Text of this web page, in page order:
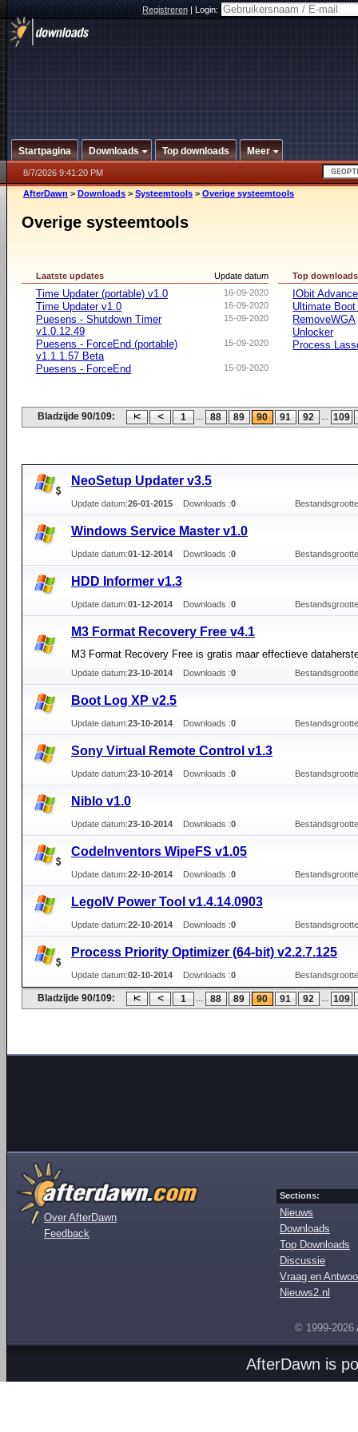
Registreren|Login:
Startpagina Downloads Top downloads Meer
8/7/2026 9:41:20 PM
AfterDawn > Downloads > Systeemtools > Overige systeemtools
Overige systeemtools
Update datum
Laatste updates
16-09-2020
Time Updater (portable) v1.0
16-09-2020
Time Updater v1.0
15-09-2020
Puesens - Shutdown Timer
v1.0.12.49
15-09-2020
Puesens - ForceEnd (portable)
v1.1.1.57 Beta
15-09-2020
Puesens - ForceEnd
Top downloads
IObit
Ultimate
RemoveWGA
Unlocker
Process
Bladzijde 90/109: 1 ... 88 89 90 91 92 ... 109
NeoSetup Updater v3.5
Update datum:26-01-2015 Downloads :0
Windows Service Master v1.0
Update datum:01-12-2014 Downloads :0
HDD Informer v1.3
Update datum:01-12-2014 Downloads :0
M3 Format Recovery Free v4.1
M3 Format Recovery Free is gratis maar effectieve
Update datum:23-10-2014 Downloads :0
Boot Log XP v2.5
Update datum:23-10-2014 Downloads :0
Sony Virtual Remote Control v1.3
Update datum:23-10-2014 Downloads :0
Niblo v1.0
Update datum:23-10-2014 Downloads :0
CodeInventors WipeFS v1.05
Update datum:22-10-2014 Downloads :0
LegoIV Power Tool v1.4.14.0903
Update datum:22-10-2014 Downloads :0
Process Priority Optimizer (64-bit) v2.2.7.125
Update datum:02-10-2014 Downloads :0
Bladzijde 90/109: 1 ... 88 89 90 91 92 ... 109
Over AfterDawn
Feedback
Sections:
Nieuws
Downloads
Top Downloads
Discussie
Vraag en
Nieuws2.nl
© 1999-2026
AfterDawn is